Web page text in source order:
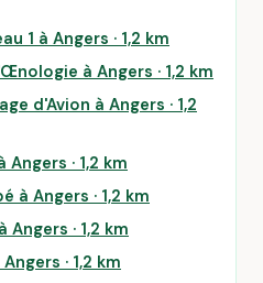
1 à Angers · 1,2 km
à Angers · 1,2 km
d'Avion à Angers · 1,2
· 1,2 km
à Angers · 1,2 km
· 1,2 km
· 1,2 km